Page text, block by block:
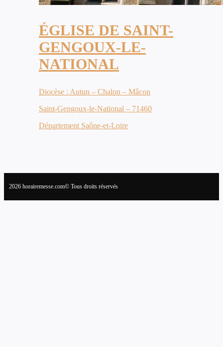
ÉGLISE DE SAINT-
GENGOUX-LE-
NATIONAL
Diocèse : Autun – Chalon – Mâcon
Saint-Gengoux-le-National – 71460
Département Saône-et-Loire
2026 horairemesse.com© Tous droits réservés